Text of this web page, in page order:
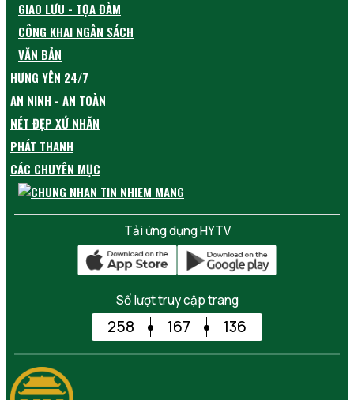
GIAO LƯU - TỌA ĐÀM
CÔNG KHAI NGÂN SÁCH
VĂN BẢN
HƯNG YÊN 24/7
AN NINH - AN TOÀN
NÉT ĐẸP XỨ NHÃN
PHÁT THANH
CÁC CHUYÊN MỤC
Tải ứng dụng HYTV
Số lượt truy cập trang
258 167 136